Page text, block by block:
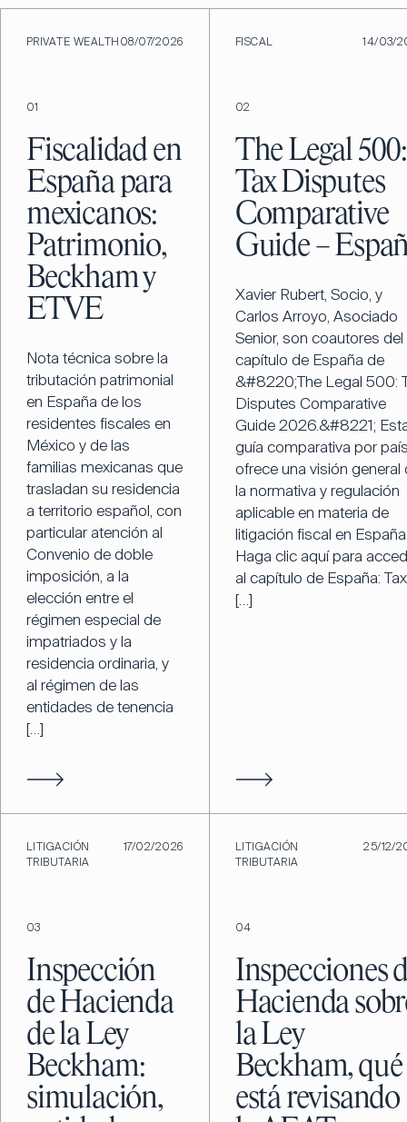
PRIVATE WEALTH08/07/2026
01
Fiscalidad en
España para
mexicanos:
Patrimonio,
Beckham y
ETVE
Nota técnica sobre la
tributación patrimonial
en España de los
residentes fiscales en
México y de las
familias mexicanas que
trasladan su residencia
a territorio español, con
particular atención al
Convenio de doble
imposición, a la
elección entre el
régimen especial de
impatriados y la
residencia ordinaria, y
al régimen de las
entidades de tenencia
[…]
FISCAL 14/03/
02
The Legal 500:
Tax Disputes
Comparative
Guide –
Xavier Rubert, Socio, y
Carlos Arroyo, Asociado
Senior, son coautores del
capítulo de España de
&#8220;The Legal 500:
Disputes Comparative
Guide 2026.&#8221;
guía comparativa por
ofrece una visión general
la normativa y regulación
aplicable en materia de
litigación fiscal en
Haga clic aquí para
al capítulo de España: Tax
[…]
LITIGACIÓN
TRIBUTARIA
17/02/2026
03
Inspección
de Hacienda
de la Ley
Beckham:
simulación,
LITIGACIÓN
TRIBUTARIA
25/12/
04
Inspecciones
Hacienda
la Ley
Beckham, qué
está revisando